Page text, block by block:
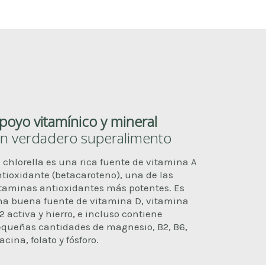
vitamínico y mineral
verdadero superalimento
chlorella es una rica fuente de vitamina A
(betacaroteno), una de las
antioxidantes más potentes. Es
buena fuente de vitamina D, vitamina
activa y hierro, e incluso contiene
cantidades de magnesio, B2, B6,
folato y fósforo.